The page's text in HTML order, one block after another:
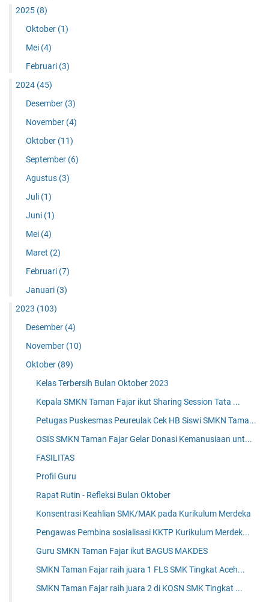
2025 (8)
Oktober (1)
Mei (4)
Februari (3)
2024 (45)
Desember (3)
November (4)
Oktober (11)
September (6)
Agustus (3)
Juli (1)
Juni (1)
Mei (4)
Maret (2)
Februari (7)
Januari (3)
2023 (103)
Desember (4)
November (10)
Oktober (89)
Kelas Terbersih Bulan Oktober 2023
Kepala SMKN Taman Fajar ikut Sharing Session Tata ...
Petugas Puskesmas Peureulak Cek HB Siswi SMKN Tama...
OSIS SMKN Taman Fajar Gelar Donasi Kemanusiaan unt...
FASILITAS
Profil Guru
Rapat Rutin - Refleksi Bulan Oktober
Konsentrasi Keahlian SMK/MAK pada Kurikulum Merdeka
Pengawas Pembina sosialisasi KKTP Kurikulum Merdek...
Guru SMKN Taman Fajar ikut BAGUS MAKDES
SMKN Taman Fajar raih juara 1 FLS SMK Tingkat Aceh...
SMKN Taman Fajar raih juara 2 di KOSN SMK Tingkat ...